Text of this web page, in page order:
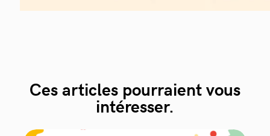
Ces articles pourraient vous
intéresser.